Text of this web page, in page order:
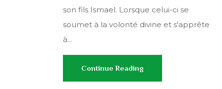
son fils Ismael. Lorsque celui-ci se
soumet à la volonté divine et s'apprête
à...
Continue Reading